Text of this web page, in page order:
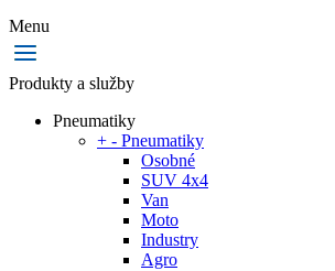
Menu
Produkty a služby
Pneumatiky
+ - Pneumatiky
Osobné
SUV 4x4
Van
Moto
Industry
Agro